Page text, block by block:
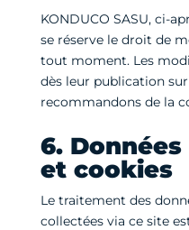
KONDUCO SASU, ci-
se réserve le droit de
tout moment. Les
dès leur publication
recommandons de la
6.
et cookies
Le traitement des
collectées via ce site